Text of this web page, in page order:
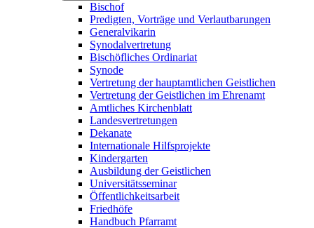
Bischof
Predigten, Vorträge und Verlautbarungen
Generalvikarin
Synodalvertretung
Bischöfliches Ordinariat
Synode
Vertretung der hauptamtlichen Geistlichen
Vertretung der Geistlichen im Ehrenamt
Amtliches Kirchenblatt
Landesvertretungen
Dekanate
Internationale Hilfsprojekte
Kindergarten
Ausbildung der Geistlichen
Universitätsseminar
Öffentlichkeitsarbeit
Friedhöfe
Handbuch Pfarramt